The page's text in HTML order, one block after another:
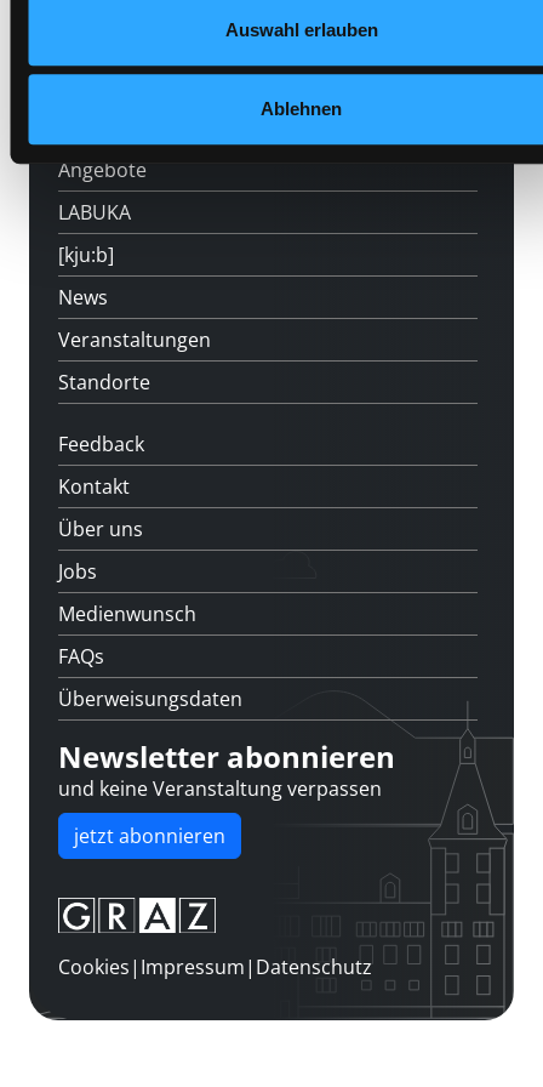
Auswahl erlauben
Ablehnen
Hotline (Mo-Fr 9 bis 17 Uhr): 0316 872-
800
Angebote
LABUKA
[kju:b]
News
Veranstaltungen
Standorte
Feedback
Kontakt
Über uns
Jobs
Medienwunsch
FAQs
Überweisungsdaten
Newsletter abonnieren
und keine Veranstaltung verpassen
jetzt abonnieren
Cookies| Impressum| Datenschutz